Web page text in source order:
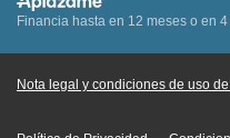
Financia hasta en 12 meses o en
Nota legal y condiciones de uso